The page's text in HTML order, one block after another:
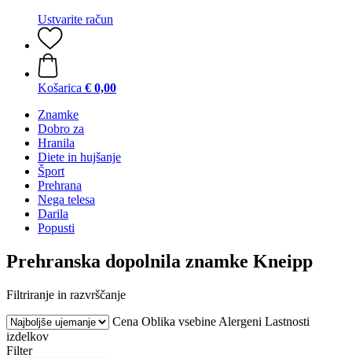
Ustvarite račun
Košarica € 0,00
Znamke
Dobro za
Hranila
Diete in hujšanje
Šport
Prehrana
Nega telesa
Darila
Popusti
Prehranska dopolnila znamke Kneipp
Filtriranje in razvrščanje
Cena Oblika vsebine Alergeni Lastnosti
izdelkov
Filter